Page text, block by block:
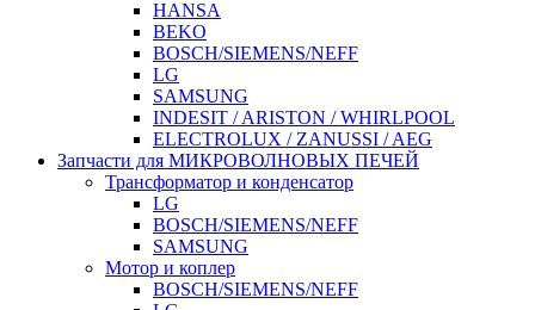
HANSA
BEKO
BOSCH/SIEMENS/NEFF
LG
SAMSUNG
INDESIT / ARISTON / WHIRLPOOL
ELECTROLUX / ZANUSSI / AEG
Запчасти для МИКРОВОЛНОВЫХ ПЕЧЕЙ
Трансформатор и конденсатор
LG
BOSCH/SIEMENS/NEFF
SAMSUNG
Мотор и коплер
BOSCH/SIEMENS/NEFF